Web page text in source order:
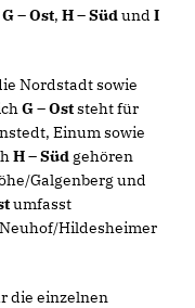
G – Ost, H – Südund I
Nordstadt sowie
G – Oststeht für
Einum sowie
H – Süd gehören
Galgenberg und
umfasst
Hildesheimer
die einzelnen